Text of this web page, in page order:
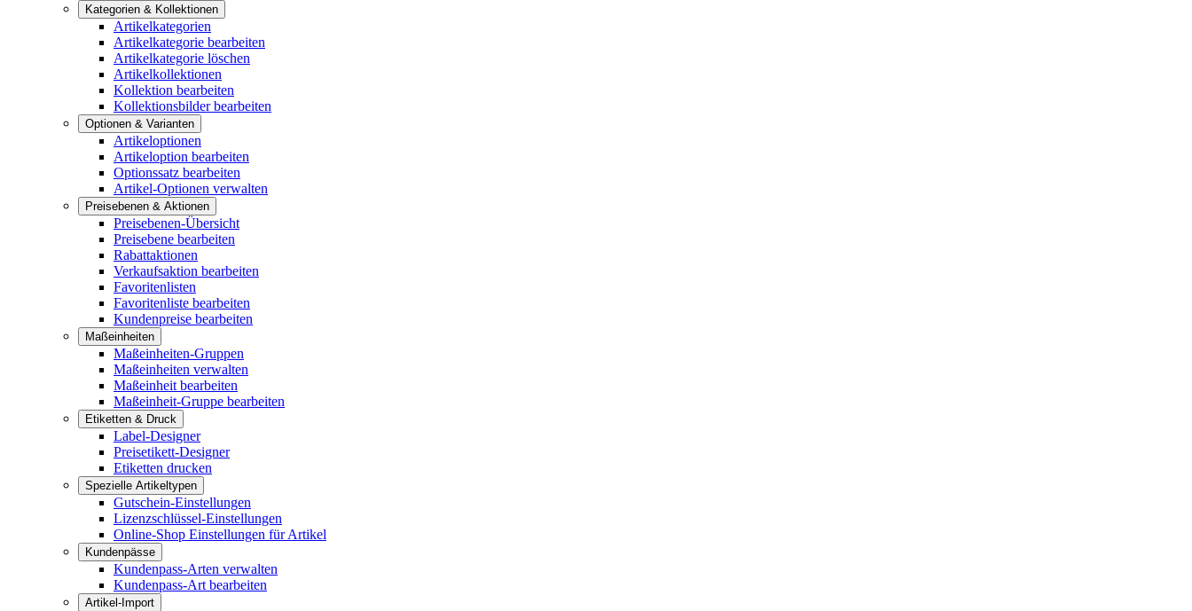
Kategorien & Kollektionen
Artikelkategorien
Artikelkategorie bearbeiten
Artikelkategorie löschen
Artikelkollektionen
Kollektion bearbeiten
Kollektionsbilder bearbeiten
Optionen & Varianten
Artikeloptionen
Artikeloption bearbeiten
Optionssatz bearbeiten
Artikel-Optionen verwalten
Preisebenen & Aktionen
Preisebenen-Übersicht
Preisebene bearbeiten
Rabattaktionen
Verkaufsaktion bearbeiten
Favoritenlisten
Favoritenliste bearbeiten
Kundenpreise bearbeiten
Maßeinheiten
Maßeinheiten-Gruppen
Maßeinheiten verwalten
Maßeinheit bearbeiten
Maßeinheit-Gruppe bearbeiten
Etiketten & Druck
Label-Designer
Preisetikett-Designer
Etiketten drucken
Spezielle Artikeltypen
Gutschein-Einstellungen
Lizenzschlüssel-Einstellungen
Online-Shop Einstellungen für Artikel
Kundenpässe
Kundenpass-Arten verwalten
Kundenpass-Art bearbeiten
Artikel-Import